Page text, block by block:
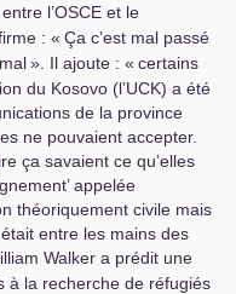
l’OSCE et le
: « Ça c’est mal passé
». Il ajoute : « certains
du Kosovo (l’UCK) a été
de la province
ne pouvaient accepter.
ça savaient ce qu’elles
appelée
théoriquement civile mais
entre les mains des
Walker a prédit une
à la recherche de réfugiés